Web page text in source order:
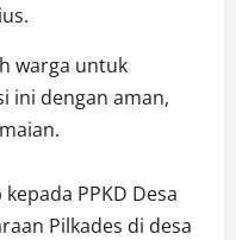
warga untuk
ini dengan aman,
PPKD Desa
Pilkades di desa